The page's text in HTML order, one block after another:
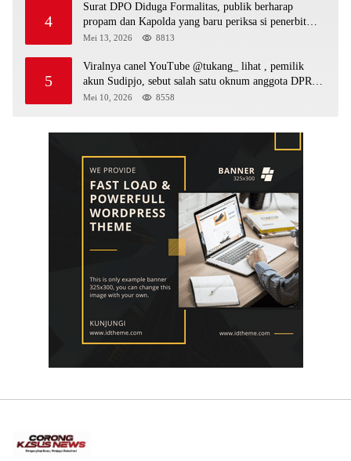
4
Surat DPO Diduga Formalitas, publik berharap
propam dan Kapolda yang baru periksa si penerbit
surat serta Aph diduga lepaskan DPO
Mei 13, 2026 8813
5
Viralnya canel YouTube @tukang_ lihat , pemilik
akun Sudipjo, sebut salah satu oknum anggota DPRD
mempawah terlibat sebagai cukong peti Kapolda yang
Mei 10, 2026 8558